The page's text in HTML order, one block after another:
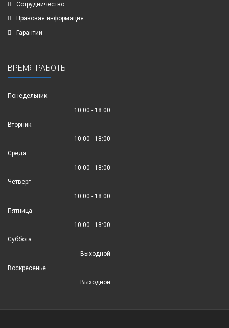
Сотрудничество
Правовая информация
Гарантии
ВРЕМЯ РАБОТЫ
Понедельник
10:00 - 18:00
Вторник
10:00 - 18:00
Среда
10:00 - 18:00
Четверг
10:00 - 18:00
Пятница
10:00 - 18:00
Суббота
Выходной
Воскресенье
Выходной